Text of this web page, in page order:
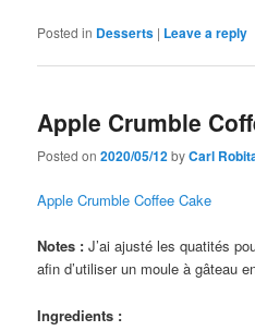
Posted in Desserts | Leave a reply
Apple Crumble
Posted on2020/05/12byCarl
Apple Crumble Coffee Cake
Notes : J’ai ajusté les quatités
afin d’utiliser un moule à gâteau
Ingredients :